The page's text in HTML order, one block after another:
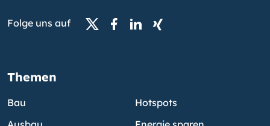
Folge uns auf
Themen
Bau
Hotspots